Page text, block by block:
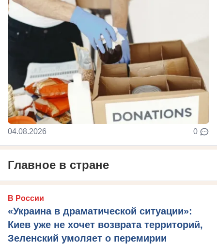
04.08.2026 0
Главное в стране
В России
«Украина в драматической ситуации»:
Киев уже не хочет возврата территорий,
Зеленский умоляет о перемирии